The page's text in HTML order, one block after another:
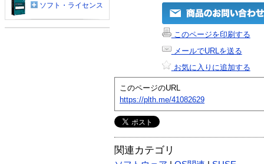
このページを印刷する
メールでURLを送る
お気に入りに追加する
このページのURL
https://plth.me/41082629
関連カテゴリ
ソフト・ライセンス